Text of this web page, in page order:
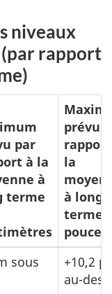
niveaux
(par rapport
par
à la
à
terme
prévu
la
à long
terme
pouces
sous
+10,2
au-